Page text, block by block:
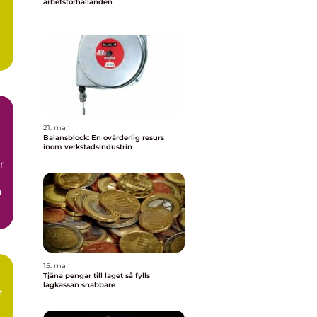
21. mar
Balansblock: En ovärderlig resurs
inom verkstadsindustrin
15. mar
Tjäna pengar till laget så fylls
lagkassan snabbare